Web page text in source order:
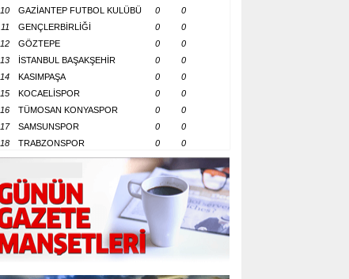
10
GAZİANTEP FUTBOL KULÜBÜ 0
0
11
GENÇLERBİRLİĞİ 0
0
12
GÖZTEPE 0
0
13
İSTANBUL BAŞAKŞEHİR 0
0
14
KASIMPAŞA 0
0
15
KOCAELİSPOR 0
0
16
TÜMOSAN KONYASPOR 0
0
17
SAMSUNSPOR 0
0
18
TRABZONSPOR 0 0